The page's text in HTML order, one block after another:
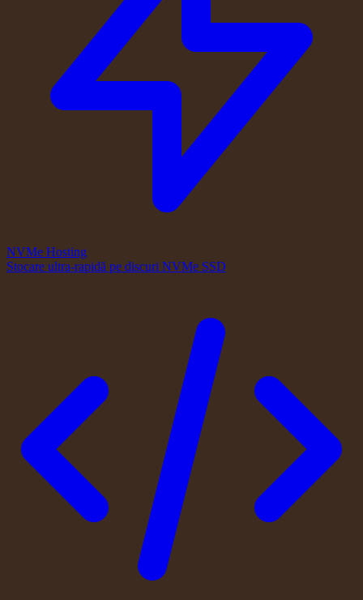
NVMe Hosting
Stocare ultra-rapidă pe discuri NVMe SSD